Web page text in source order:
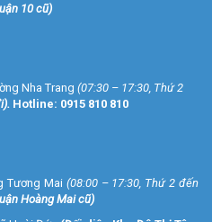
10 cũ)
Nha Trang (07:30 – 17:30, Thứ 2
). Hotline: 0915 810 810
Tương Mai (08:00 – 17:30, Thứ 2 đến
Hoàng Mai cũ)